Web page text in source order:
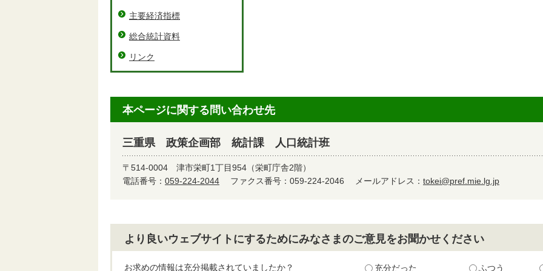
主要経済指標
総合統計資料
リンク
本ページに関する問い合わせ先
三重県 政策企画部 統計課 人口統計班
〒514-0004 津市栄町1丁目954（栄町庁舎2階）
電話番号： 059-224-2044 ファクス番号：059-224-2046 メールアドレス： tokei@pref.mie.lg.jp
より良いウェブサイトにするためにみなさまのご意見をお聞かせください
お求めの情報は充分掲載されていましたか？ 充分だった ふつう